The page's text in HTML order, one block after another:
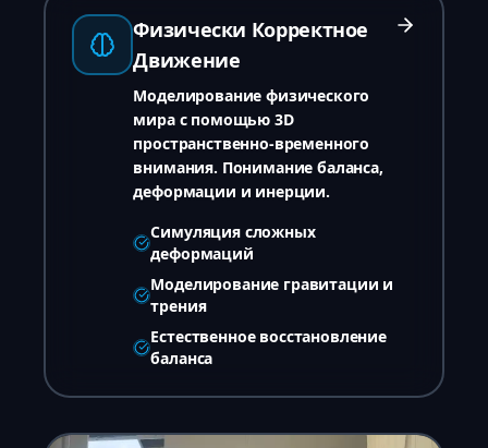
Физически Корректное
Движение
Моделирование физического
мира с помощью 3D
пространственно-временного
внимания. Понимание баланса,
деформации и инерции.
Симуляция сложных
деформаций
Моделирование гравитации и
трения
Естественное восстановление
баланса